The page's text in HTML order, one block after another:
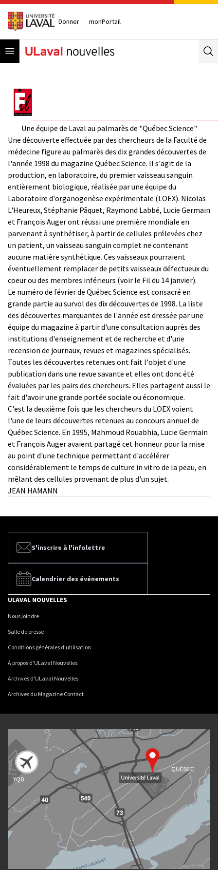
Donner monPortail
Open menu
Une équipe de Laval au palmarès de "Québec Science"
Une découverte effectuée par des chercheurs de la Faculté de
médecine figure au palmarès des dix grandes découvertes de
l'année 1998 du magazine Québec Science. Il s'agit de la
production, en laboratoire, du premier vaisseau sanguin
entièrement biologique, réalisée par une équipe du
Laboratoire d'organogenèse expérimentale (LOEX). Nicolas
L'Heureux, Stéphanie Pâquet, Raymond Labbé, Lucie Germain
et François Auger ont réussi une première mondiale en
parvenant à synthétiser, à partir de cellules prélevées chez
un patient, un vaisseau sanguin complet ne contenant
aucune matière synthétique. Ces vaisseaux pourraient
éventuellement remplacer de petits vaisseaux défectueux du
coeur ou des membres inférieurs (voir le Fil du 14 janvier).
Le numéro de février de Québec Science est consacré en
grande partie au survol des dix découvertes de 1998. La liste
des découvertes marquantes de l'année est dressée par une
équipe du magazine à partir d'une consultation auprès des
institutions d'enseignement et de recherche et d'une
recension de journaux, revues et magazines spécialisés.
Toutes les découvertes retenues ont fait l'objet d'une
publication dans une revue savante et elles ont donc été
évaluées par les pairs des chercheurs. Elles partagent aussi le
fait d'avoir une grande portée sociale ou économique.
C'est la deuxième fois que les chercheurs du LOEX voient
l'une de leurs découvertes retenues au concours annuel de
Québec Science. En 1995, Mahmoud Rouabhia, Lucie Germain
et François Auger avaient partagé cet honneur pour la mise
au point d'une technique permettant d'accélérer
considérablement le temps de culture in vitro de la peau, en
mêlant des cellules provenant de plus d'un sujet.
JEAN HAMANN
S'inscrire à l'infolettre
Calendrier des événements
ULAVAL NOUVELLES
Nous joindre
Salle de presse
Conditions générales d'utilisation
À propos d'ULaval Nouvelles
Archives d'ULaval Nouvelles
Archives du Magazine Contact